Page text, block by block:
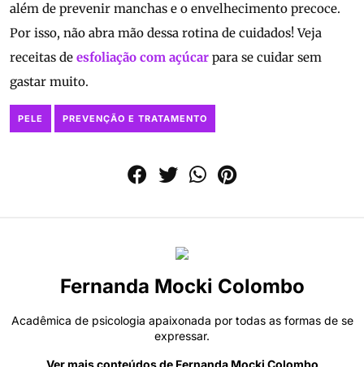
além de prevenir manchas e o envelhecimento precoce.
Por isso, não abra mão dessa rotina de cuidados! Veja
receitas de esfoliação com açúcar para se cuidar sem
gastar muito.
PELE PREVENÇÃO E TRATAMENTO
Fernanda Mocki Colombo
Acadêmica de psicologia apaixonada por todas as formas de se
expressar.